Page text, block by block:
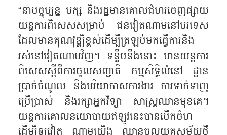
“នាបច្ចុប្បន្ន បក្ស និងរដ្ឋមានគោលជំហរចេញផ្សាយ
យន្តការពិសេសសម្រាប់ ជនវៀតណាមនៅបរទេស
ដែលមានគុណវុឌ្ឍិខ្ពស់ដើម្បីត្រឡប់មកធ្វើការនិង
រស់នៅវៀតណាមវិញ។ ទន្ទឹមនឹងនោះ មានយន្តការ
ពិសេសស្តីពីការចូលសញ្ជាតិ កម្មសិទ្ធិលំនៅ ដ្ឋាន
ប្រាក់ចំណូល និងបរិយាកាសការងារ ការទាក់ទាញ
ប្រើប្រាស់ និងរក្សាអ្នកវិទ្យា សាស្ត្រឈានមុខគេ។
យន្តការគោលនយោបាយឥឡូវនេះបានបើកចំហ